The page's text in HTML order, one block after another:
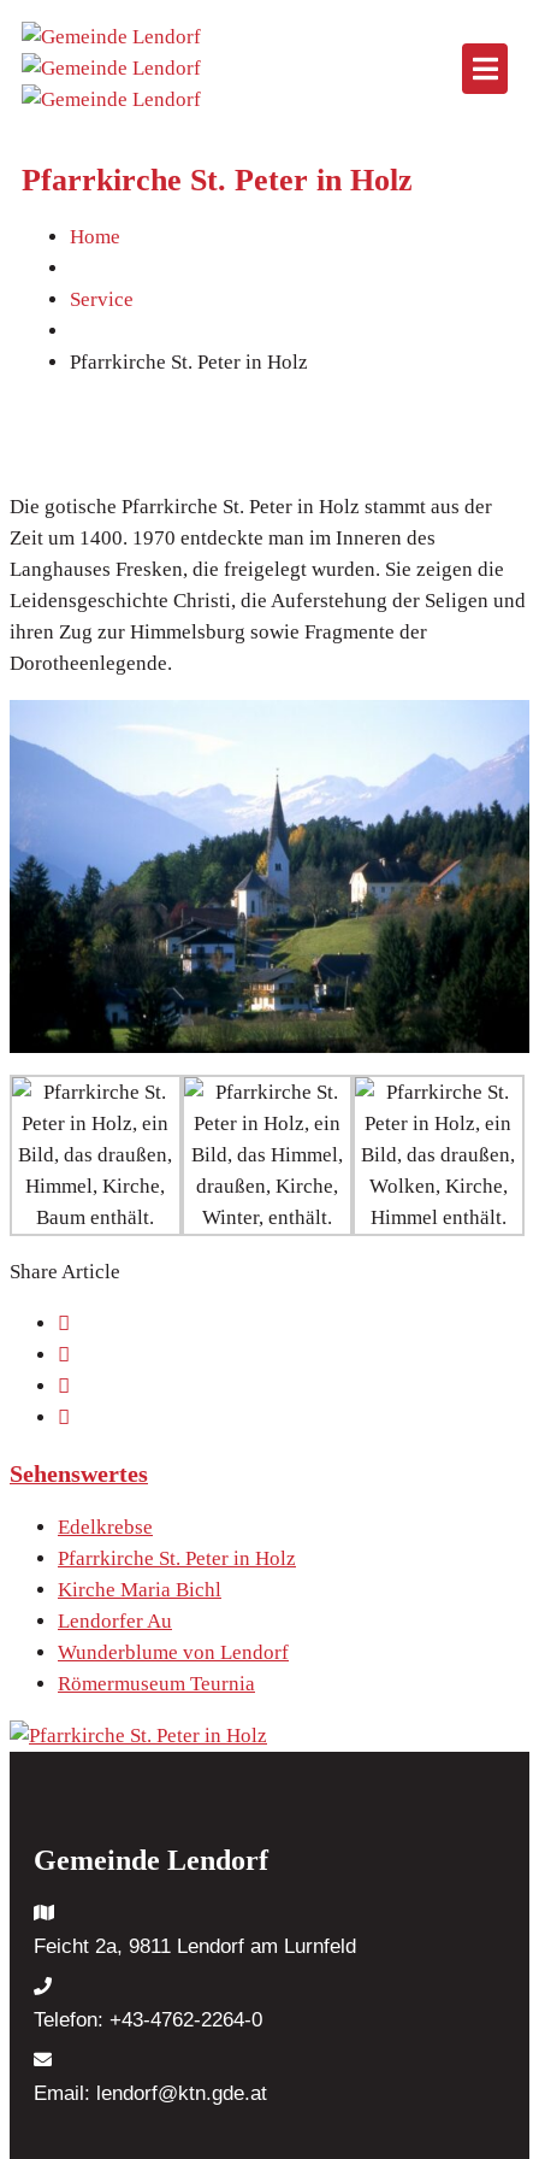
Pfarrkirche St. Peter in Holz
Home
Service
Pfarrkirche St. Peter in Holz
Die gotische Pfarrkirche St. Peter in Holz stammt aus der
Zeit um 1400. 1970 entdeckte man im Inneren des
Langhauses Fresken, die freigelegt wurden. Sie zeigen die
Leidensgeschichte Christi, die Auferstehung der Seligen und
ihren Zug zur Himmelsburg sowie Fragmente der
Dorotheenlegende.
Share Article
Sehenswertes
Edelkrebse
Pfarrkirche St. Peter in Holz
Kirche Maria Bichl
Lendorfer Au
Wunderblume von Lendorf
Römermuseum Teurnia
Gemeinde Lendorf
Feicht 2a, 9811 Lendorf am Lurnfeld
Telefon: +43-4762-2264-0
Email: lendorf@ktn.gde.at